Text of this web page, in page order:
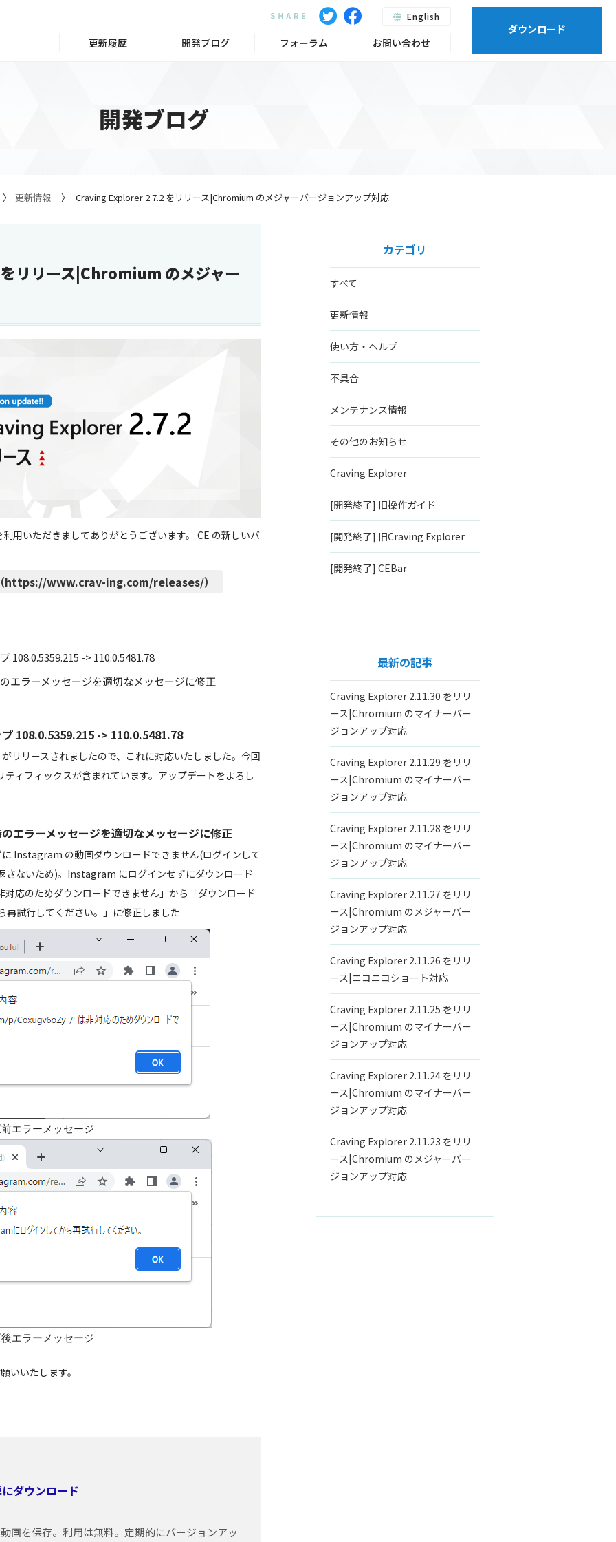
開発ブログ
更新情報 Craving Explorer 2.7.2 をリリース|Chromium のメジャーバージョンアップ対応
リース|Chromium のメジャー
用いただきましてありがとうございます。 CE の新しいバ
https://www.crav-ing.com/releases/）
-> 110.0.5481.78
エラーメッセージを適切なメッセージに修正
108.0.5359.215 -> 110.0.5481.78
リリースされましたので、これに対応いたしました。今回
ィフィックスが含まれています。アップデートをよろし
エラーメッセージを適切なメッセージに修正
Instagram の動画ダウンロードできません(ログインして
さないため)。Instagram にログインせずにダウンロード
応のためダウンロードできません」から「ダウンロード
試行してください。」に修正しました
エラーメッセージ
エラーメッセージ
いいたします。
ダウンロード
画を保存。利用は無料。定期的にバージョンアッ
カテゴリ
すべて
更新情報
使い方・ヘルプ
不具合
メンテナンス情報
その他のお知らせ
Craving Explorer
[開発終了] 旧操作ガイド
[開発終了] 旧Craving Explorer
[開発終了] CEBar
最新の記事
Craving Explorer 2.11.30 をリリ
ース|Chromium のマイナーバー
ジョンアップ対応
Craving Explorer 2.11.29 をリリ
ース|Chromium のマイナーバー
ジョンアップ対応
Craving Explorer 2.11.28 をリリ
ース|Chromium のマイナーバー
ジョンアップ対応
Craving Explorer 2.11.27 をリリ
ース|Chromium のメジャーバー
ジョンアップ対応
Craving Explorer 2.11.26 をリリ
ース|ニコニコショート対応
Craving Explorer 2.11.25 をリリ
ース|Chromium のマイナーバー
ジョンアップ対応
Craving Explorer 2.11.24 をリリ
ース|Chromium のマイナーバー
ジョンアップ対応
Craving Explorer 2.11.23 をリリ
ース|Chromium のメジャーバー
ジョンアップ対応
ダウンロード
English
更新履歴 開発ブログ フォーラム お問い合わせ